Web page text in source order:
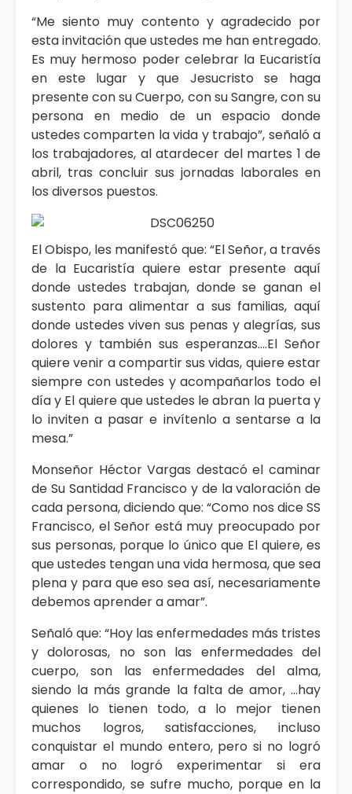
“Me siento muy contento y agradecido por
esta invitación que ustedes me han entregado.
Es muy hermoso poder celebrar la Eucaristía
en este lugar y que Jesucristo se haga
presente con su Cuerpo, con su Sangre, con su
persona en medio de un espacio donde
ustedes comparten la vida y trabajo”, señaló a
los trabajadores, al atardecer del martes 1 de
abril, tras concluir sus jornadas laborales en
los diversos puestos.
El Obispo, les manifestó que: “El Señor, a través
de la Eucaristía quiere estar presente aquí
donde ustedes trabajan, donde se ganan el
sustento para alimentar a sus familias, aquí
donde ustedes viven sus penas y alegrías, sus
dolores y también sus esperanzas….El Señor
quiere venir a compartir sus vidas, quiere estar
siempre con ustedes y acompañarlos todo el
día y El quiere que ustedes le abran la puerta y
lo inviten a pasar e invítenlo a sentarse a la
mesa.”
Monseñor Héctor Vargas destacó el caminar
de Su Santidad Francisco y de la valoración de
cada persona, diciendo que: “Como nos dice SS
Francisco, el Señor está muy preocupado por
sus personas, porque lo único que El quiere, es
que ustedes tengan una vida hermosa, que sea
plena y para que eso sea así, necesariamente
debemos aprender a amar”.
Señaló que: “Hoy las enfermedades más tristes
y dolorosas, no son las enfermedades del
cuerpo, son las enfermedades del alma,
siendo la más grande la falta de amor, …hay
quienes lo tienen todo, a lo mejor tienen
muchos logros, satisfacciones, incluso
conquistar el mundo entero, pero si no logró
amar o no logró experimentar si era
correspondido, se sufre mucho, porque en la